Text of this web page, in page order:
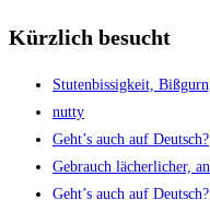
Kürzlich besucht
Stu­ten­bis­sig­keit,
nut­ty
Geht’s auch auf Deutsch?
Gebrauch lächer­li­cher,
Geht’s auch auf Deutsch?